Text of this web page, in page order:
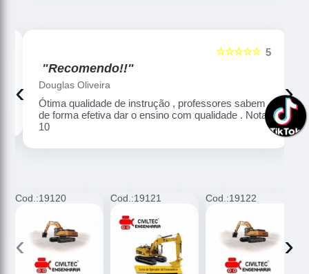
5
☆☆☆☆☆
"Recomendo!!"
Douglas Oliveira
Ótima qualidade de instrução , professores sabem
de forma efetiva dar o ensino com qualidade . Nota
10
‹ ›
Cod.:19120 Cod.:19121 Cod.:19122
‹ ›